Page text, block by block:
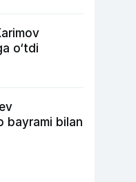
o‘tdi
bayrami bilan